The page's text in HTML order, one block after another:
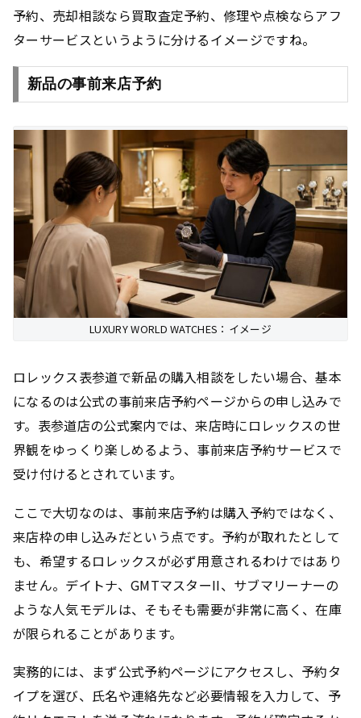
予約、売却相談なら買取査定予約、修理や点検ならアフ
ターサービスというように分けるイメージですね。
新品の事前来店予約
LUXURY WORLD WATCHES：イメージ
ロレックス表参道で新品の購入相談をしたい場合、基本
になるのは公式の事前来店予約ページからの申し込みで
す。表参道店の公式案内では、来店時にロレックスの世
界観をゆっくり楽しめるよう、事前来店予約サービスで
受け付けるとされています。
ここで大切なのは、 事前来店予約は購入予約ではなく、
来店枠の申し込みだという点です。予約が取れたとして
も、希望するロレックスが必ず用意されるわけではあり
ません。デイトナ、GMTマスターII、サブマリーナーの
ような人気モデルは、そもそも需要が非常に高く、在庫
が限られることがあります。
実務的には、まず公式予約ページにアクセスし、予約タ
イプを選び、氏名や連絡先など必要情報を入力して、予